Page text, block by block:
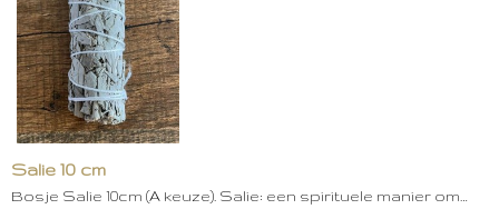
Salie 10 cm
Bosje Salie 10cm (A keuze). Salie: een spirituele manier om…